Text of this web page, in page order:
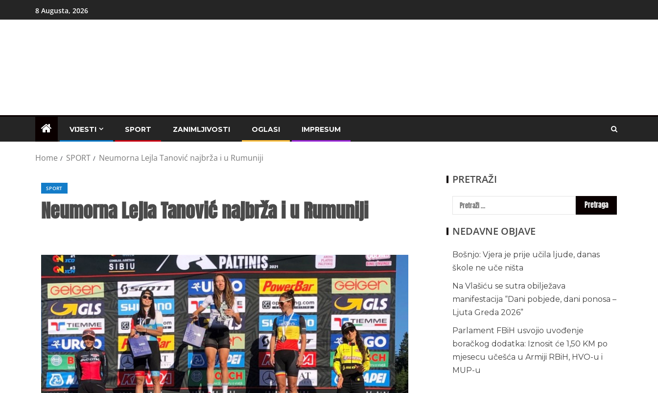
8 Augusta, 2026
VIJESTI SPORT ZANIMLJIVOSTI OGLASI IMPRESUM
Home SPORT Neumorna Lejla Tanović najbrža i u Rumuniji
SPORT
Neumorna Lejla Tanović najbrža i u Rumuniji
PRETRAŽI
NEDAVNE OBJAVE
Bošnjo: Vjera je prije učila ljude, danas
škole ne uče ništa
Na Vlašiću se sutra obilježava
manifestacija “Dani pobjede, dani ponosa –
Ljuta Greda 2026”
Parlament FBiH usvojio uvođenje
boračkog dodatka: Iznosit će 1,50 KM po
mjesecu učešća u Armiji RBiH, HVO-u i
MUP-u